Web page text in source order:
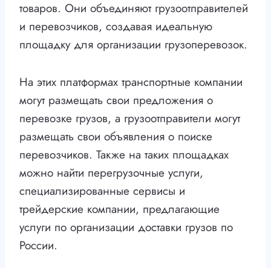
товаров. Они объединяют грузоотправителей
и перевозчиков, создавая идеальную
площадку для организации грузоперевозок.
На этих платформах транспортные компании
могут размещать свои предложения о
перевозке грузов, а грузоотправители могут
размещать свои объявления о поиске
перевозчиков. Также на таких площадках
можно найти перегрузочные услуги,
специализированные сервисы и
трейдерские компании, предлагающие
услуги по организации доставки грузов по
России.